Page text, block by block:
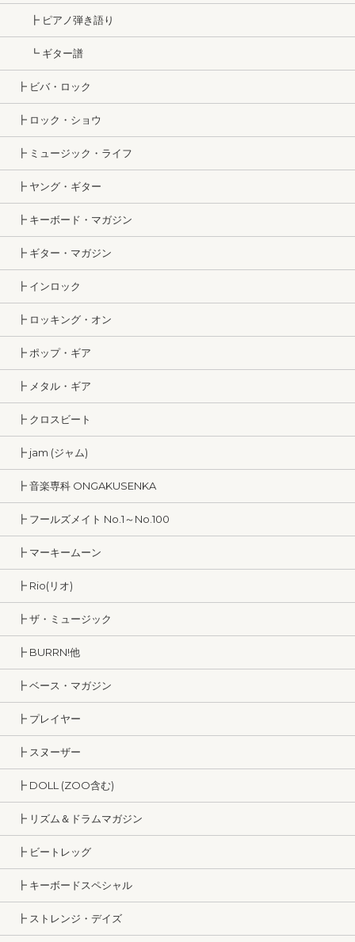
┣ ピアノ弾き語り
┗ ギター譜
┣ ビバ・ロック
┣ ロック・ショウ
┣ ミュージック・ライフ
┣ ヤング・ギター
┣ キーボード・マガジン
┣ ギター・マガジン
┣ インロック
┣ ロッキング・オン
┣ ポップ・ギア
┣ メタル・ギア
┣ クロスビート
┣ jam (ジャム)
┣ 音楽専科 ONGAKUSENKA
┣ フールズメイト No.1～No.100
┣ マーキームーン
┣ Rio(リオ)
┣ ザ・ミュージック
┣ BURRN!他
┣ ベース・マガジン
┣ プレイヤー
┣ スヌーザー
┣ DOLL (ZOO含む)
┣ リズム＆ドラムマガジン
┣ ビートレッグ
┣ キーボードスペシャル
┣ ストレンジ・デイズ